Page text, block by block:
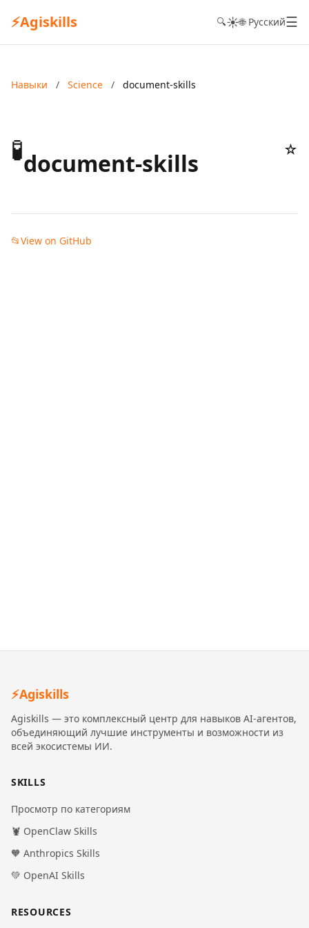
⚡Agiskills 🔍☀️🌐 Русский☰
Навыки / Science / document-skills
🧪document-skills ☆
📂View on GitHub
⚡Agiskills
Agiskills — это комплексный центр для навыков AI-агентов,
объединяющий лучшие инструменты и возможности из
всей экосистемы ИИ.
SKILLS
Просмотр по категориям
🦞 OpenClaw Skills
🧡 Anthropics Skills
💚 OpenAI Skills
RESOURCES